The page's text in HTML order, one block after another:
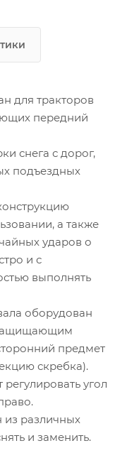
для тракторов
передний
снега с дорог,
подъездных
а также
ударов о
и с
выполнять
оборудован
предмет
скребка).
угол
из различных
и заменить.